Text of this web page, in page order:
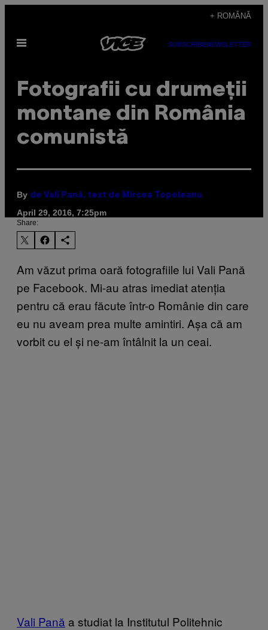
content
+ ROMÂNĂ
Open
SUBSCRIBENEWSLETTER
Fotografii cu drumeții
montane din România
comunistă
By de Vali Pană, text de Mircea Topoleanu
April 29, 2016, 7:25pm
Share:
Am văzut prima oară fotografiile lui Vali Pană
pe Facebook. Mi-au atras imediat atenția
pentru că erau făcute într-o Românie din care
eu nu aveam prea multe amintiri. Așa că am
vorbit cu el și ne-am întâlnit la un ceai.
Vali Pană a studiat la Institutul Politehnic